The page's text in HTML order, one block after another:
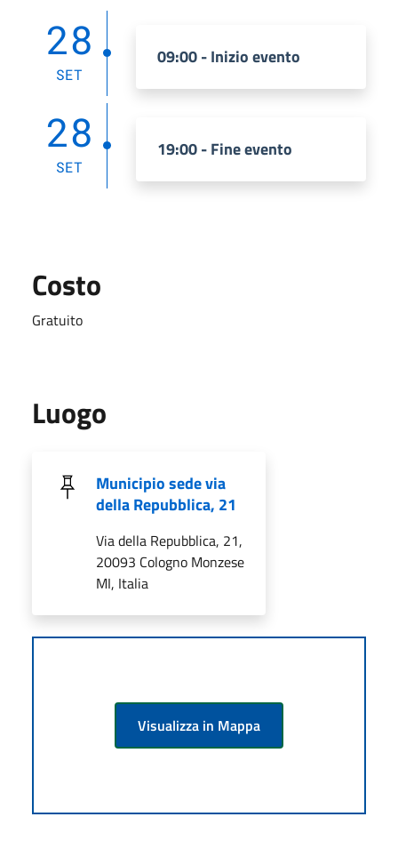
28
SET
09:00 - Inizio evento
28
SET
19:00 - Fine evento
Costo
Gratuito
Luogo
Municipio sede via
della Repubblica, 21
Via della Repubblica, 21,
20093 Cologno Monzese
MI, Italia
Visualizza in Mappa